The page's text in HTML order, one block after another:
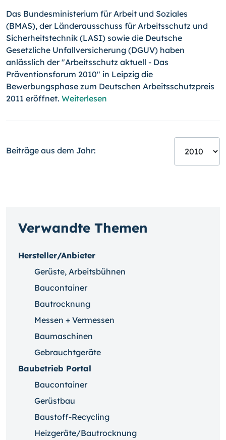
Das Bundesministerium für Arbeit und Soziales
(BMAS), der Länderausschuss für Arbeitsschutz und
Sicherheitstechnik (LASI) sowie die Deutsche
Gesetzliche Unfallversicherung (DGUV) haben
anlässlich der "Arbeitsschutz aktuell - Das
Präventionsforum 2010" in Leipzig die
Bewerbungsphase zum Deutschen Arbeitsschutzpreis
2011 eröffnet. Weiterlesen
Beiträge aus dem Jahr:
Verwandte Themen
Hersteller/Anbieter
Gerüste, Arbeitsbühnen
Baucontainer
Bautrocknung
Messen + Vermessen
Baumaschinen
Gebrauchtgeräte
Baubetrieb Portal
Baucontainer
Gerüstbau
Baustoff-Recycling
Heizgeräte/Bautrocknung